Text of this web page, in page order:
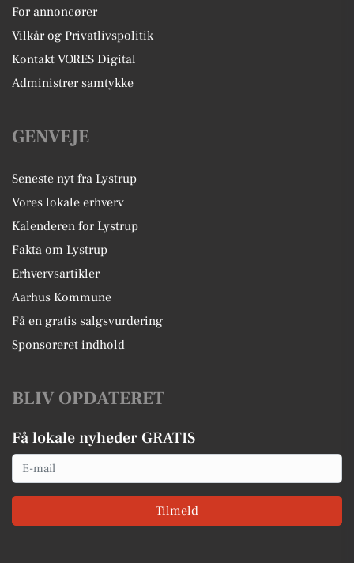
For annoncører
Vilkår og Privatlivspolitik
Kontakt VORES Digital
Administrer samtykke
GENVEJE
Seneste nyt fra Lystrup
Vores lokale erhverv
Kalenderen for Lystrup
Fakta om Lystrup
Erhvervsartikler
Aarhus Kommune
Få en gratis salgsvurdering
Sponsoreret indhold
BLIV OPDATERET
Få lokale nyheder GRATIS
Email
Tilmeld